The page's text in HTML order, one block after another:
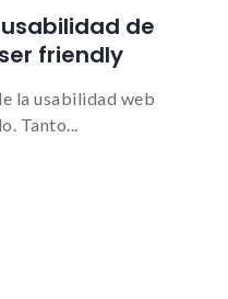
usabilidad de
friendly
la usabilidad web
Tanto
_ga |
Le informamos de que puede
su navegador para bloquear o
sobre estas cookies, sin